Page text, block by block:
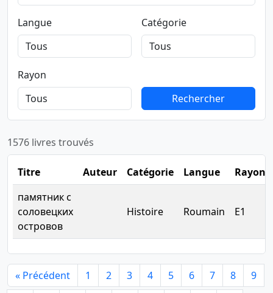
Langue Catégorie
Rayon
RechercherRechercher
1576 livres trouvés
Titre Auteur Catégorie Langue
Rayon
памятник с
соловецких
островов
Histoire Roumain E1
« Précédent 1 2 3 4 5 6 7 8
9